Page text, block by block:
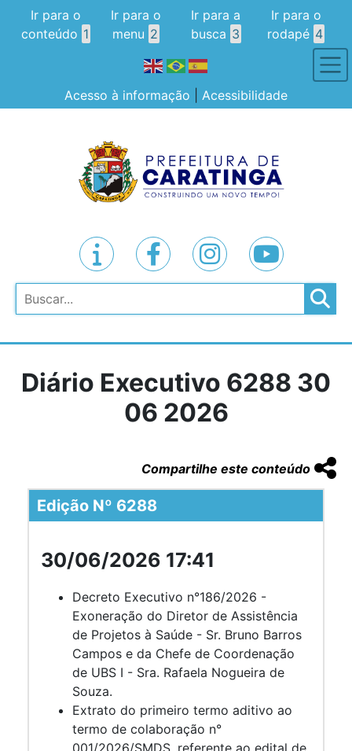
Ir para o
conteúdo 1
Ir para o
menu 2
Ir para a
busca 3
Ir para o
rodapé 4
Acesso à informação Acessibilidade
Pesquisar
Diário Executivo 6288 30
06 2026
Compartilhe este conteúdo
Edição Nº 6288
30/06/2026 17:41
Decreto Executivo n°186/2026 -
Exoneração do Diretor de Assistência
de Projetos à Saúde - Sr. Bruno Barros
Campos e da Chefe de Coordenação
de UBS I - Sra. Rafaela Nogueira de
Souza.
Extrato do primeiro termo aditivo ao
termo de colaboração n°
001/2026/SMDS, referente ao edital de